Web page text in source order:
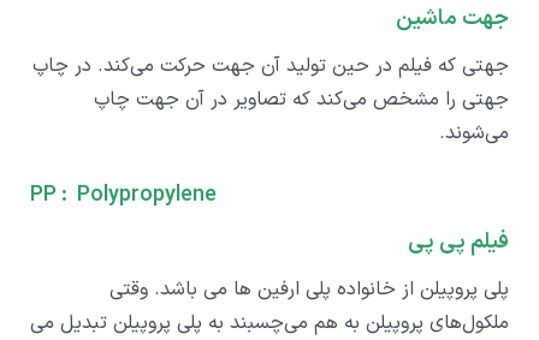
جهت ماشین
جهتی که فیلم در حین تولید آن جهت حرکت می‌کند. در چاپ
جهتی را مشخص می‌کند که تصاویر در آن جهت چاپ
می‌شوند.
PP : Polypropylene
فیلم پی پی
پلی پروپیلن از خانواده پلی ارفین ها می باشد. وقتی
ملکول‌های پروپیلن به هم می‌چسبند به پلی پروپیلن تبدیل می